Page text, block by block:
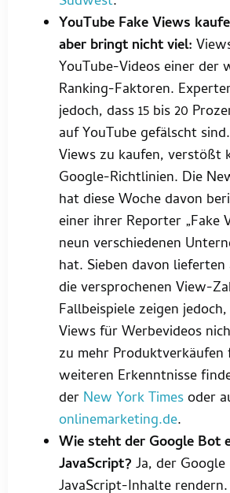
YouTube Fake Views
aber bringt nicht viel:
YouTube-Videos einer der
Ranking-Faktoren.
jedoch, dass 15 bis 20
auf YouTube gefälscht
Views zu kaufen, verstößt
Google-Richtlinien. Die
hat diese Woche davon
einer ihrer Reporter „Fake
neun verschiedenen
hat. Sieben davon lieferten
die versprochenen View-
Fallbeispiele zeigen
Views für Werbevideos
zu mehr
weiteren Erkenntnisse
der New York Timesoder
onlinemarketing.de.
Wie steht der Google Bot
JavaScript? Ja, der
JavaScript-Inhalte